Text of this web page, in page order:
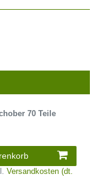
70 Teile
Versandkosten (dt.